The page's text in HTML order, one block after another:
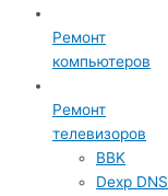
Ремонт
компьютеров
Ремонт
телевизоров
BBK
Dexp DNS